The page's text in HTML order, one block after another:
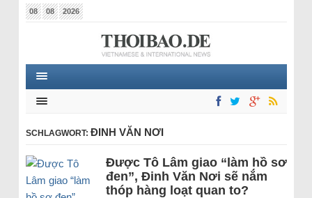
08 08 2026
SCHLAGWORT: ĐINH VĂN NƠI
Được Tô Lâm giao “làm hồ sơ
đen”, Đinh Văn Nơi sẽ nắm
thóp hàng loạt quan to?